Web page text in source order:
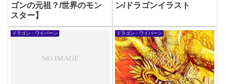
ゴンの元祖？/世界のモン
スター】
ン/ドラゴンイラスト
ドラゴン・ワイバーン ドラゴン・ワイバーン